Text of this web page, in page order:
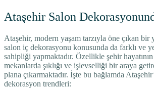
Ataşehir Salon
Ataşehir, modern yaşam tarzıyla öne çıkan
salon iç dekorasyonu konusunda da farklı ve
sahipliği yapmaktadır. Özellikle şehir
mekanlarda şıklığı ve işlevselliği bir araya
plana çıkarmaktadır. İşte bu bağlamda
dekorasyon trendleri: